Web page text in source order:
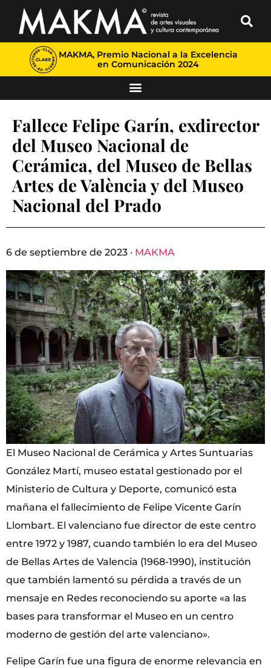
MAKMA, Premio Nacional a la Excelencia
en Comunicación 2024
Fallece Felipe Garín, exdirector
del Museo Nacional de
Cerámica, del Museo de Bellas
Artes de València y del Museo
Nacional del Prado
6 de septiembre de 2023 · MAKMA
El Museo Nacional de Cerámica y Artes Suntuarias
González Martí, museo estatal gestionado por el
Ministerio de Cultura y Deporte, comunicó esta
mañana el fallecimiento de Felipe Vicente Garín
Llombart. El valenciano fue director de este centro
entre 1972 y 1987, cuando también lo era del Museo
de Bellas Artes de Valencia (1968-1990), institución
que también lamentó su pérdida a través de un
mensaje en Redes reconociendo su aporte «a las
bases para transformar el Museo en un centro
moderno de gestión del arte valenciano».
Felipe Garín fue una figura de enorme relevancia en